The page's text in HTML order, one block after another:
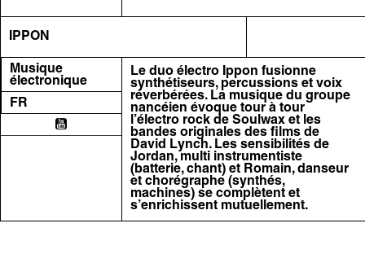
IPPON
Musique
électronique
FR
Le duo électro Ippon fusionne
synthétiseurs, percussions et voix
réverbérées. La musique du groupe
nancéien évoque tour à tour
l’électro rock de Soulwax et les
bandes originales des films de
David Lynch. Les sensibilités de
Jordan, multi instrumentiste
(batterie, chant) et Romain, danseur
et chorégraphe (synthés,
machines) se complètent et
s’enrichissent mutuellement.